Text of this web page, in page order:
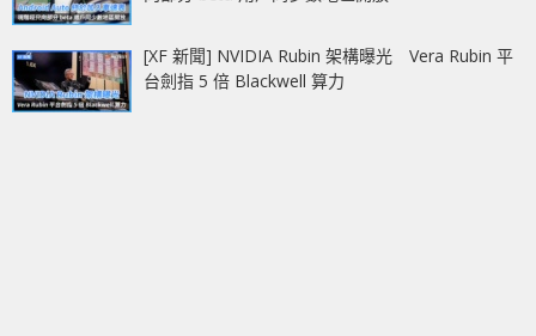
[XF 新聞] NVIDIA Rubin 架構曝光 Vera Rubin 平
台劍指 5 倍 Blackwell 算力